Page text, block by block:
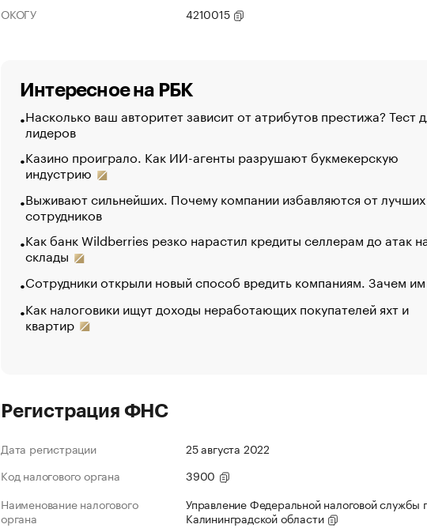
ОКОГУ
4210015
Интересное на РБК
Насколько ваш авторитет зависит от атрибутов престижа? Тест
лидеров
Казино проиграло. Как ИИ-агенты разрушают букмекерскую
индустрию
Выживают сильнейших. Почему компании избавляются от лучших
сотрудников
Как банк Wildberries резко нарастил кредиты селлерам до атак
склады
Сотрудники открыли новый способ вредить компаниям. Зачем
Как налоговики ищут доходы неработающих покупателей яхт и
квартир
Регистрация ФНС
Дата регистрации
25 августа 2022
Код налогового органа
3900
Наименование налогового
органа
Управление Федеральной налоговой службы
Калининградской области